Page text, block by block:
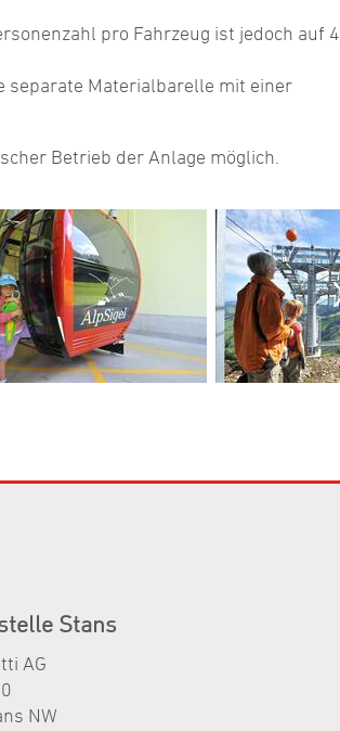
pro Fahrzeug ist jedoch auf 4
separate Materialbarelle mit einer
Betrieb der Anlage möglich.
Stans
AG
NW